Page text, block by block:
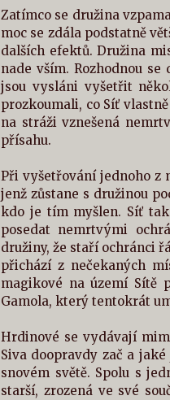
Zatímco se družina
moc se zdála podstatně
dalších efektů. Družina
nade vším. Rozhodnou
jsou vysláni vyšetřit
prozkoumali, co Síť
na stráži vznešená
přísahu.
Při vyšetřování jednoho z
jenž zůstane s družinou
kdo je tím myšlen. Síť
posedat nemrtvými
družiny, že staří ochránci
přichází z nečekaných
magikové na území Sítě
Gamola, který tentokrát
Hrdinové se vydávají
Siva doopravdy zač a
snovém světě. Spolu s
starší, zrozená ve své